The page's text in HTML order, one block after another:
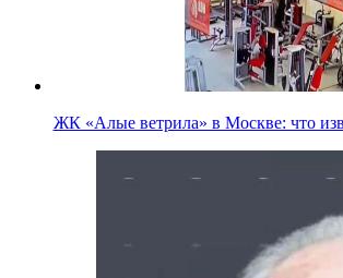
ЖК «Алые ветрила» в Москве: что